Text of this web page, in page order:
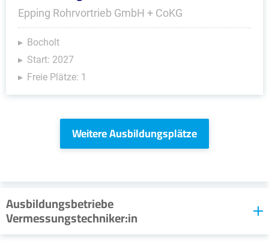
Epping Rohrvortrieb GmbH + CoKG
Bocholt
Start: 2027
Freie Plätze: 1
Weitere Ausbildungsplätze
Ausbildungsbetriebe
Vermessungstechniker:in
Im Moment stellt sich kein Ausbildungsbetrieb für